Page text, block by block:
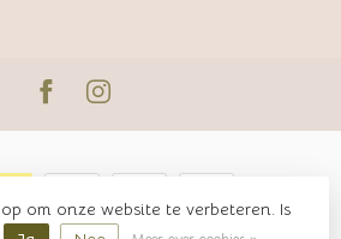
om onze website te verbeteren. Is